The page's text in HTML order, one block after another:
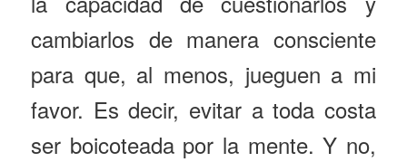
cambiarlos de manera consciente
para que, al menos, jueguen a mi
favor. Es decir, evitar a toda costa
ser boicoteada por la mente. Y no,